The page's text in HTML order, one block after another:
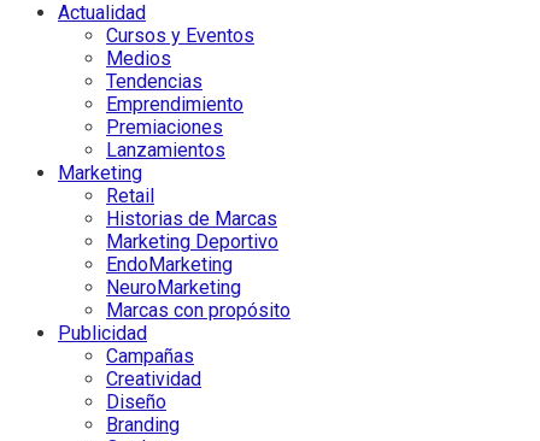
Actualidad
Cursos y Eventos
Medios
Tendencias
Emprendimiento
Premiaciones
Lanzamientos
Marketing
Retail
Historias de Marcas
Marketing Deportivo
EndoMarketing
NeuroMarketing
Marcas con propósito
Publicidad
Campañas
Creatividad
Diseño
Branding